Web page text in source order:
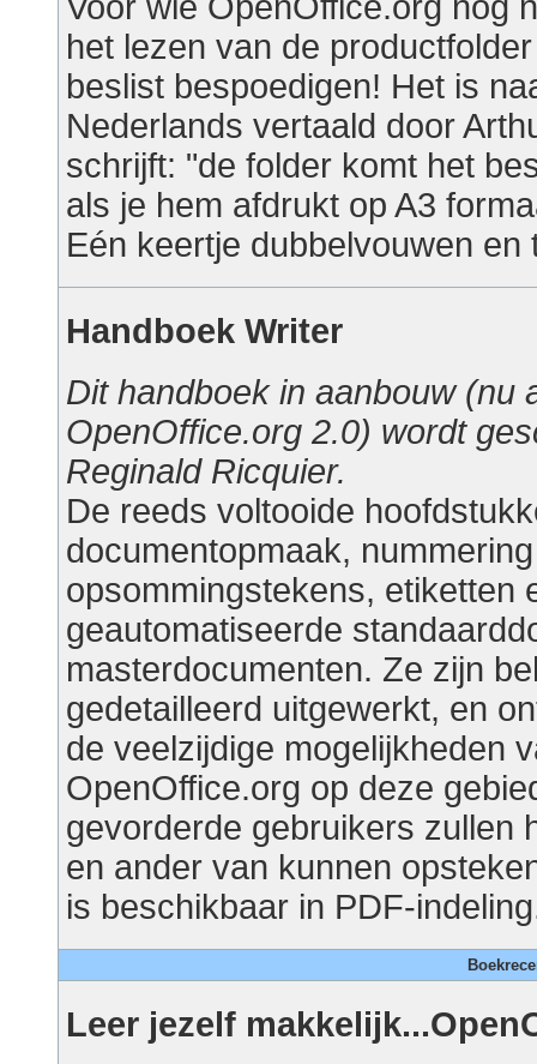
het lezen van de
beslist bespoedigen! Het is
Nederlands vertaald door
schrijft: "de folder komt het
als je hem afdrukt op A3
Eén keertje dubbelvouwen en
Handboek Writer
Dit handboek in aanbouw (nu
OpenOffice.org 2.0) wordt
Reginald Ricquier.
De reeds voltooide
documentopmaak,
opsommingstekens, etiketten
geautomatiseerde
masterdocumenten. Ze zijn
gedetailleerd uitgewerkt, en
de veelzijdige mogelijkheden
OpenOffice.org op deze
gevorderde gebruikers zullen
en ander van kunnen
is beschikbaar in PDF-
Leer jezelf